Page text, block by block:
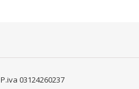
P.iva 03124260237